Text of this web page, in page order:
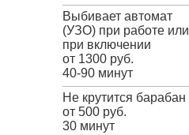
Выбивает автомат
(УЗО) при работе или
при включении
от 1300 руб.
40-90 минут
Не крутится барабан
от 500 руб.
30 минут